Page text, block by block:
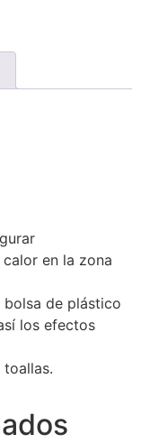
en la zona
bolsa de plástico
los efectos
toallas.